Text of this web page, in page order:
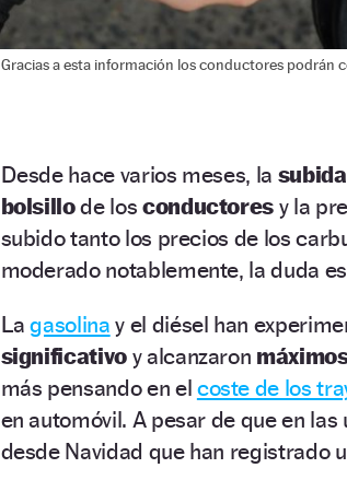
Gracias a esta información los conductores podrán
Desde hace varios meses, la
bolsillode los conductores y la
subido tanto los precios de los
moderado notablemente, la duda
Lagasolina y el diésel han
significativoy alcanzaron
más pensando en el coste de los
en automóvil. A pesar de que en
desde Navidad que han registrado